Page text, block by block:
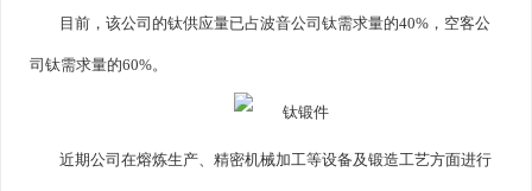
目前，该公司的钛供应量已占波音公司钛需求量的40%，空客公
司钛需求量的60%。
近期公司在熔炼生产、精密机械加工等设备及锻造工艺方面进行